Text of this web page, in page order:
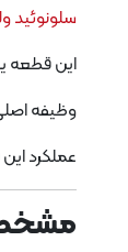
سلونوئید
این قطعه
وظیفه
عملکرد